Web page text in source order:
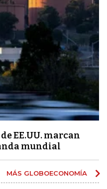
EE.UU. marcan
mundial
MÁS GLOBOECONOMÍA